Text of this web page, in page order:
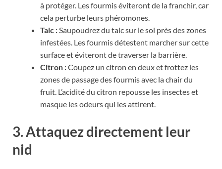
à protéger. Les fourmis éviteront de la franchir, car
cela perturbe leurs phéromones.
Talc :Saupoudrez du talc sur le sol près des zones
infestées. Les fourmis détestent marcher sur cette
surface et éviteront de traverser la barrière.
Citron :Coupez un citron en deux et frottez les
zones de passage des fourmis avec la chair du
fruit. L’acidité du citron repousse les insectes et
masque les odeurs qui les attirent.
3. Attaquez directement leur
nid